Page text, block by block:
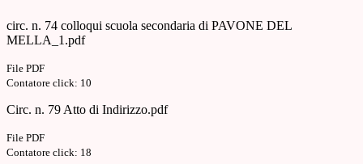
circ. n. 74 colloqui scuola secondaria di PAVONE DEL
MELLA_1.pdf
File PDF
Contatore click: 10
Circ. n. 79 Atto di Indirizzo.pdf
File PDF
Contatore click: 18